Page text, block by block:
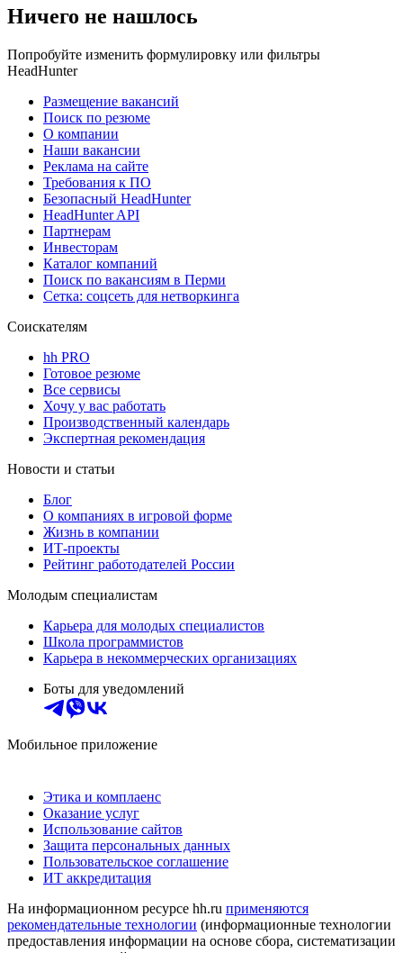
Ничего не нашлось
Попробуйте изменить формулировку или фильтры
HeadHunter
Размещение вакансий
Поиск по резюме
О компании
Наши вакансии
Реклама на сайте
Требования к ПО
Безопасный HeadHunter
HeadHunter API
Партнерам
Инвесторам
Каталог компаний
Поиск по вакансиям в Перми
Сетка: соцсеть для нетворкинга
Соискателям
hh PRO
Готовое резюме
Все сервисы
Хочу у вас работать
Производственный календарь
Экспертная рекомендация
Новости и статьи
Блог
О компаниях в игровой форме
Жизнь в компании
ИТ-проекты
Рейтинг работодателей России
Молодым специалистам
Карьера для молодых специалистов
Школа программистов
Карьера в некоммерческих организациях
Боты для уведомлений
Мобильное приложение
Этика и комплаенс
Оказание услуг
Использование сайтов
Защита персональных данных
Пользовательское соглашение
ИТ аккредитация
На информационном ресурсе hh.ru применяются
рекомендательные технологии (информационные технологии
предоставления информации на основе сбора, систематизации